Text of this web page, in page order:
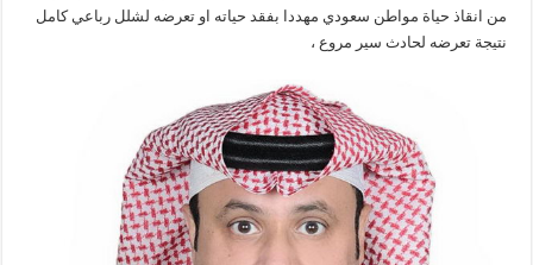
من انقاذ حياة مواطن سعودي مهددا بفقد حياته او تعرضه لشلل رباعي كامل
نتيجة تعرضه لحادث سير مروع ،